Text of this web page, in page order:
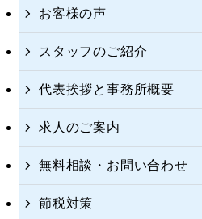
お客様の声
スタッフのご紹介
代表挨拶と事務所概要
求人のご案内
無料相談・お問い合わせ
節税対策